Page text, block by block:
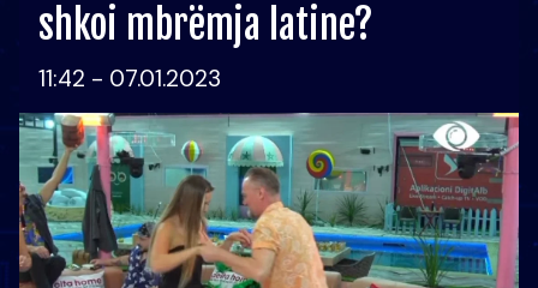
shkoi mbrëmja latine?
11:42 - 07.01.2023